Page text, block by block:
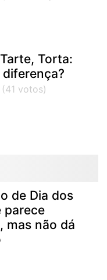
Torta:
diferença?
de Dia dos
parece
mas não dá